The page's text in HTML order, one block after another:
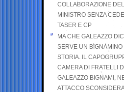
COLLABORAZIONE DEL
MINISTRO SENZA
TASER E CP
MA CHE GALEAZZO
SERVE UN BIGNAMINO
STORIA. IL
CAMERA DI FRATELLI
GALEAZZO BIGNAMI,
ATTACCO